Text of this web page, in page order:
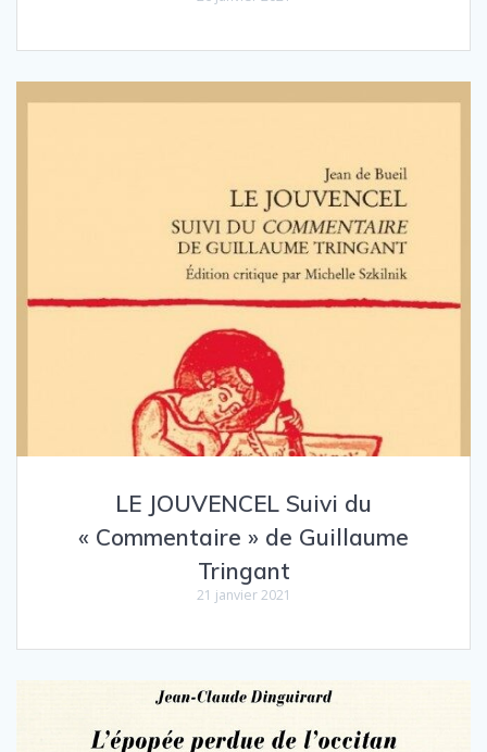
LE JOUVENCEL Suivi du
« Commentaire » de Guillaume
Tringant
21 janvier 2021